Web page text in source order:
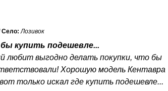
купить подешевле...
любит выгодно делать покупки, что бы
Хорошую модель Кентавра
только искал где купить подешевле...
Село: Лозивок